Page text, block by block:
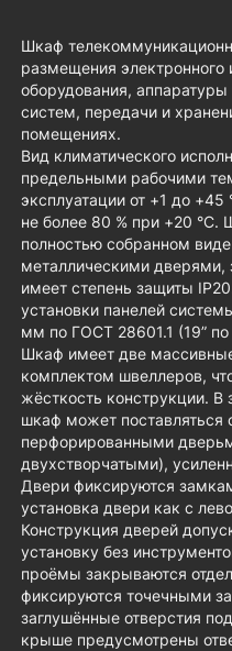
Шкаф
размещения электронного
оборудования,
систем, передачи и
помещениях.
Вид климатического
предельными рабочими
эксплуатации от +1 до +45
не более 80 % при +20 °С.
полностью собранном
металлическими дверями,
имеет степень защиты
установки панелей
мм по ГОСТ 28601.1 (19”
Шкаф имеет две
комплектом швеллеров,
жёсткость конструкции. В
шкаф может поставляться
перфорированными
двухстворчатыми),
Двери фиксируются
установка двери как с
Конструкция дверей
установку без
проёмы закрываются
фиксируются точечными
заглушённые отверстия
крыше предусмотрены